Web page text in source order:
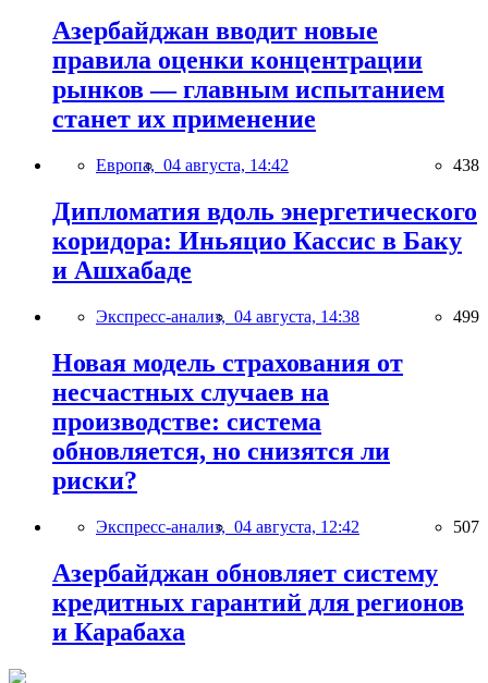
Азербайджан вводит новые
правила оценки концентрации
рынков — главным испытанием
станет их применение
Европа, 04 августа, 14:42 438
Дипломатия вдоль энергетического
коридора: Иньяцио Кассис в Баку
и Ашхабаде
Экспресс-анализ, 04 августа, 14:38 499
Новая модель страхования от
несчастных случаев на
производстве: система
обновляется, но снизятся ли
риски?
Экспресс-анализ, 04 августа, 12:42 507
Азербайджан обновляет систему
кредитных гарантий для регионов
и Карабаха